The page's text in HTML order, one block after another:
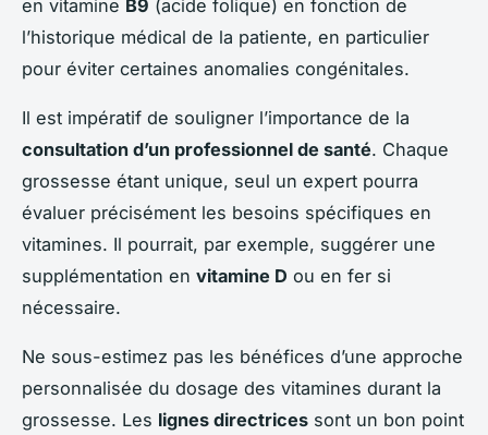
en vitamine B9 (acide folique) en fonction de
l’historique médical de la patiente, en particulier
pour éviter certaines anomalies congénitales.
Il est impératif de souligner l’importance de la
consultation d’un professionnel de santé. Chaque
grossesse étant unique, seul un expert pourra
évaluer précisément les besoins spécifiques en
vitamines. Il pourrait, par exemple, suggérer une
supplémentation en vitamine D ou en fer si
nécessaire.
Ne sous-estimez pas les bénéfices d’une approche
personnalisée du dosage des vitamines durant la
grossesse. Les lignes directrices sont un bon point